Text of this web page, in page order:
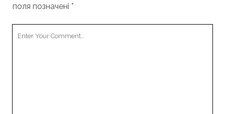
поля позначені *